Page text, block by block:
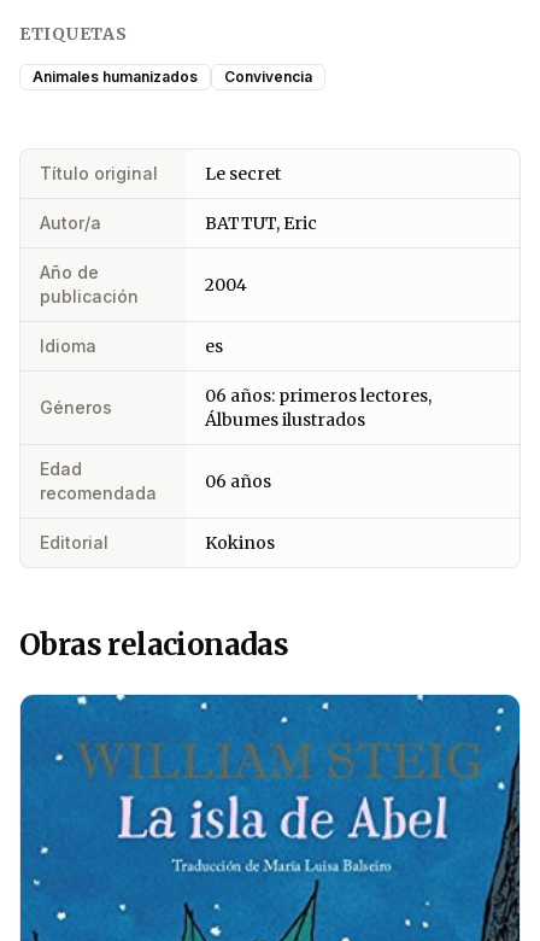
ETIQUETAS
Animales humanizados Convivencia
Título original Le secret
Autor/a BATTUT, Eric
Año de
publicación
2004
Idioma es
Géneros
06 años: primeros lectores,
Álbumes ilustrados
Edad
recomendada
06 años
Editorial Kokinos
Obras relacionadas